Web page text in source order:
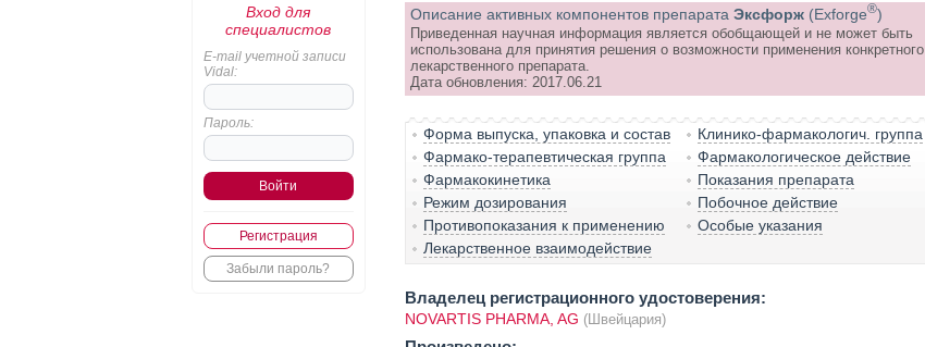
Вход для
специалистов
E-mail учетной записи
Vidal:
Пароль:
Регистрация
Забыли пароль?
Описание активных компонентов препарата Эксфорж (Exforge®)
Приведенная научная информация является обобщающей и не может быть
использована для принятия решения о возможности применения конкретного
лекарственного препарата.
Дата обновления: 2017.06.21
Форма выпуска, упаковка и состав
Клинико-фармакологич. группа
Фармако-терапевтическая группа
Фармакологическое действие
Фармакокинетика
Показания препарата
Режим дозирования
Побочное действие
Противопоказания к применению
Особые указания
Лекарственное взаимодействие
Владелец регистрационного удостоверения:
NOVARTIS PHARMA, AG (Швейцария)